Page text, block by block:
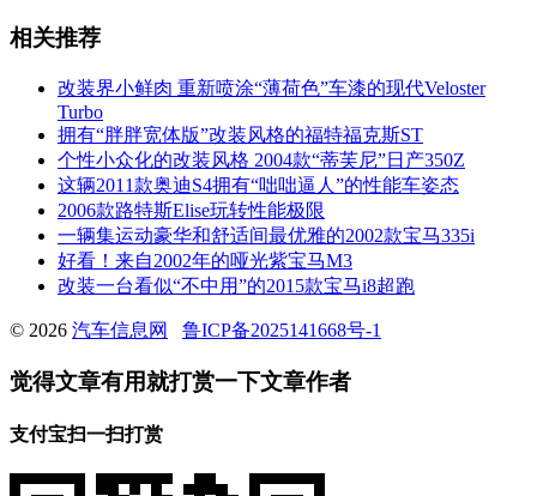
相关推荐
改装界小鲜肉 重新喷涂“薄荷色”车漆的现代Veloster
Turbo
拥有“胖胖宽体版”改装风格的福特福克斯ST
个性小众化的改装风格 2004款“蒂芙尼”日产350Z
这辆2011款奥迪S4拥有“咄咄逼人”的性能车姿态
2006款路特斯Elise玩转性能极限
一辆集运动豪华和舒适间最优雅的2002款宝马335i
好看！来自2002年的哑光紫宝马M3
改装一台看似“不中用”的2015款宝马i8超跑
© 2026 汽车信息网 鲁ICP备2025141668号-1
觉得文章有用就打赏一下文章作者
支付宝扫一扫打赏